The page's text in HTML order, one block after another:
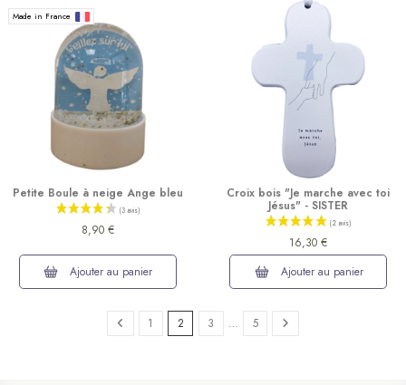
(6 avis)
Made in France
Petite Boule à neige Ange bleu
8,90 €
Ajouter au panier
Croix bois "Je marche avec toi
Jésus" - SISTER
16,30 €
Ajouter au panier
1 2 3 … 5